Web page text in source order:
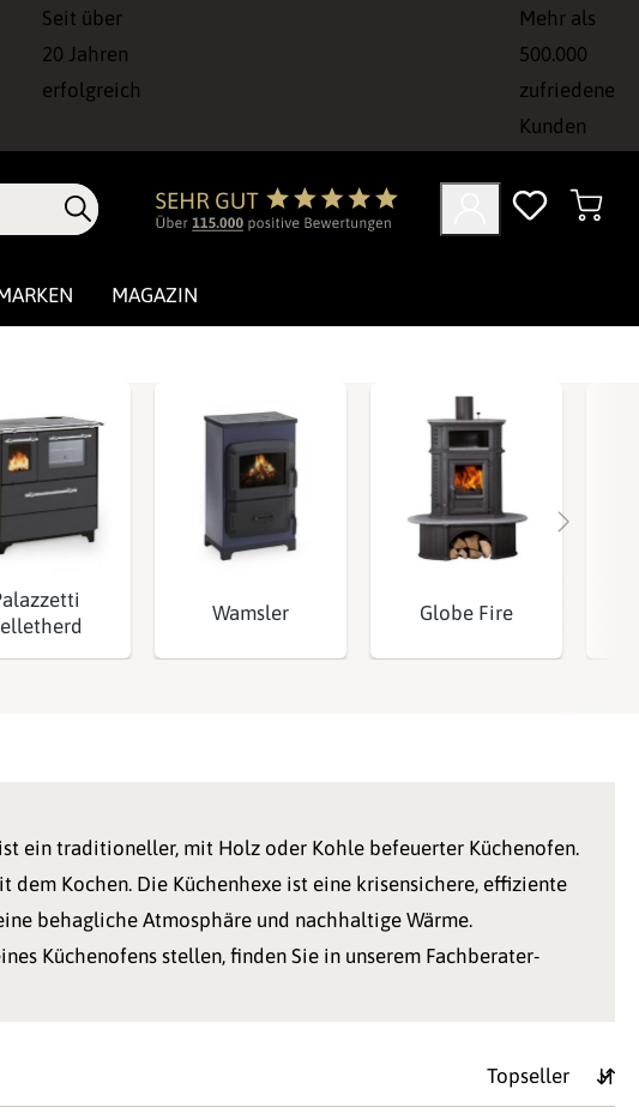
Seit über
20 Jahren
erfolgreich
Mehr als
500.000
zufriedene
Kunden
MAGAZIN
Wamsler Globe Fire
ist ein traditioneller, mit Holz oder Kohle befeuerter Küchenofen.
Kochen. Die Küchenhexe ist eine krisensichere, effiziente
behagliche Atmosphäre und nachhaltige Wärme.
Küchenofens stellen, finden Sie in unserem Fachberater-